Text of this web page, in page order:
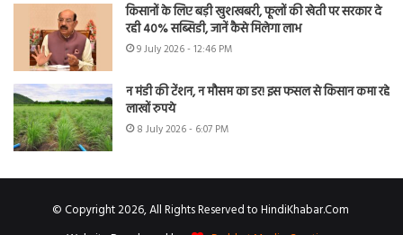
किसानों के लिए बड़ी खुशखबरी, फूलों की खेती पर सरकार दे
रही 40% सब्सिडी, जानें कैसे मिलेगा लाभ
9 July 2026 - 12:46 PM
न मंडी की टेंशन, न मौसम का डर! इस फसल से किसान कमा रहे
लाखों रुपये
8 July 2026 - 6:07 PM
© Copyright 2026, All Rights Reserved to HindiKhabar.Com